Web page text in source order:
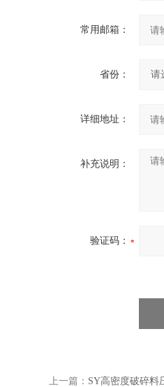
常用邮箱：
省份：
详细地址：
补充说明：
验证码：
上一篇： SY高密度破碎料